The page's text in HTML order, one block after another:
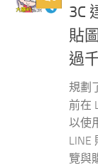
3C
貼
過
規劃
前在
以使
LINE
覽與